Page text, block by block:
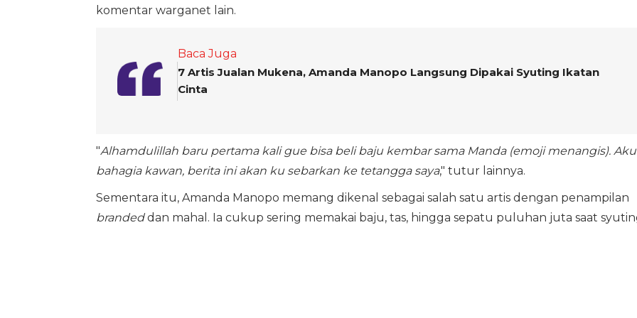
komentar warganet lain.
Baca Juga
7 Artis Jualan Mukena, Amanda Manopo Langsung Dipakai Syuting Ikatan
Cinta
"Alhamdulillah baru pertama kali gue bisa beli baju kembar sama Manda (emoji menangis). Aku
bahagia kawan, berita ini akan ku sebarkan ke tetangga saya," tutur lainnya.
Sementara itu, Amanda Manopo memang dikenal sebagai salah satu artis dengan penampilan
brandeddan mahal. Ia cukup sering memakai baju, tas, hingga sepatu puluhan juta saat